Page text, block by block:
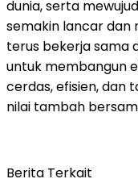
dunia, serta
semakin lancar dan
terus bekerja sama
untuk membangun
cerdas, efisien, dan
nilai tambah
Berita Terkait